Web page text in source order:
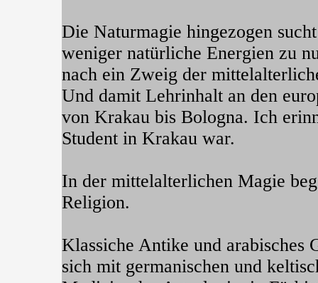
Die Naturmagie hingezogen
weniger natürliche Energien zu
nach ein Zweig der
Und damit Lehrinhalt an den
von Krakau bis Bologna. Ich
Student in Krakau war.
In der mittelalterlichen Magie
Religion.
Klassiche Antike und arabisches
sich mit germanischen und